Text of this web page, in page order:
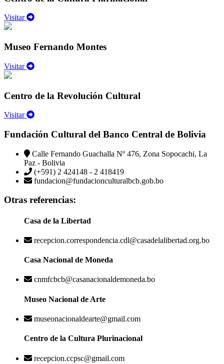
Visitar
Museo Fernando Montes
Visitar
Centro de la Revolución Cultural
Visitar
Fundación Cultural del Banco Central de Bolivia
Calle Fernando Guachalla Nº 476, Zona Sopocachi, La
Paz - Bolivia
(+591) 2 424148 - 2 418419
fundacion@fundacionculturalbcb.gob.bo
Otras referencias:
Casa de la Libertad
recepcion.correspondencia.cdl@casadelalibertad.org.bo
Casa Nacional de Moneda
cnmfcbcb@casanacionaldemoneda.bo
Museo Nacional de Arte
museonacionaldearte@gmail.com
Centro de la Cultura Plurinacional
recepcion.ccpsc@gmail.com